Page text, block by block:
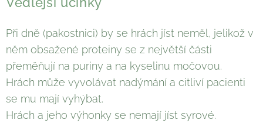
Při dně (pakostnici) by se hrách jíst neměl, jelikož v
něm obsažené proteiny se z největší části
přeměňují na puriny a na kyselinu močovou.
Hrách může vyvolávat nadýmání a citliví pacienti
se mu mají vyhýbat.
Hrách a jeho výhonky se nemají jíst syrové.